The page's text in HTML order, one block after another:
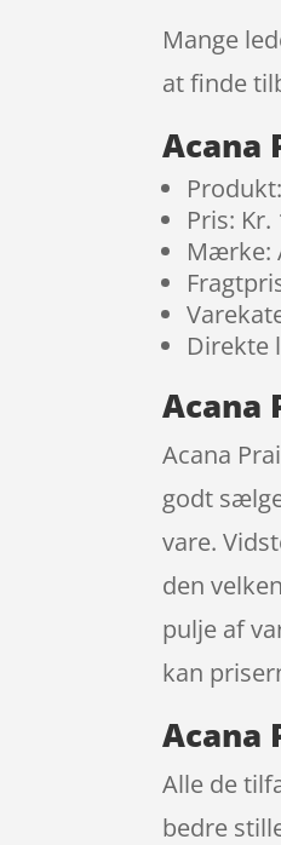
Mange
at finde
Acana
Pris: Kr.
Mærke:
Direkte
Acana
Acana
godt
vare.
den
pulje af
kan
Acana
Alle de
bedre